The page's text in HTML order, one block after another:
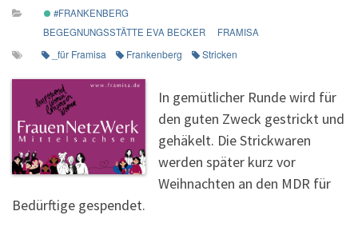
#FRANKENBERG
BEGEGNUNGSSTÄTTE EVA BECKER
FRAMISA
_für Framisa Frankenberg Stricken
In gemütlicher Runde wird für
den guten Zweck gestrickt und
gehäkelt. Die Strickwaren
werden später kurz vor
Weihnachten an den MDR für
Bedürftige gespendet.